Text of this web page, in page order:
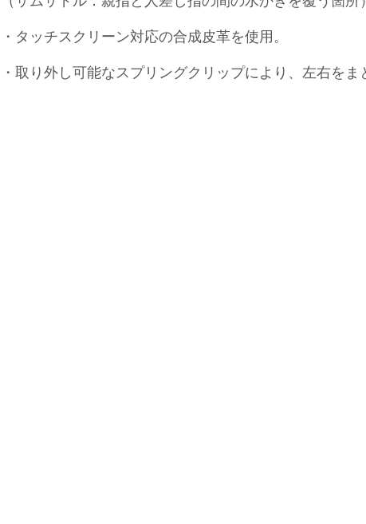
・タッチスクリーン対応の合成皮革を使用。
・取り外し可能なスプリングクリップにより、左右をま